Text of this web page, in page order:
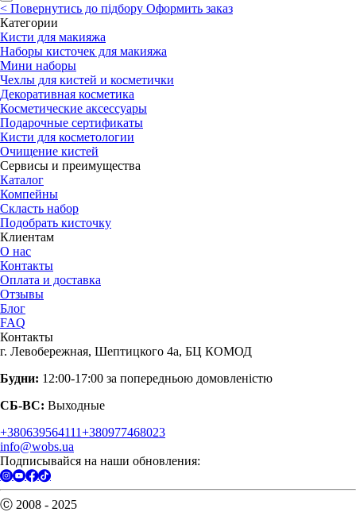
< Повернутись до підбору Оформить заказ
Категории
Кисти для макияжа
Наборы кисточек для макияжа
Мини наборы
Чехлы для кистей и косметички
Декоративная косметика
Косметические аксессуары
Подарочные сертификаты
Кисти для косметологии
Очищение кистей
Сервисы и преимущества
Каталог
Компейны
Скласть набор
Подобрать кисточку
Клиентам
О нас
Контакты
Оплата и доставка
Отзывы
Блог
FAQ
Контакты
г. Левобережная, Шептицкого 4а, БЦ КОМОД
Будни: 12:00-17:00 за попередньою домовленістю
СБ-ВС: Выходные
+380639564111+380977468023
info@wobs.ua
Подписывайся на наши обновления:
Ⓒ 2008 - 2025